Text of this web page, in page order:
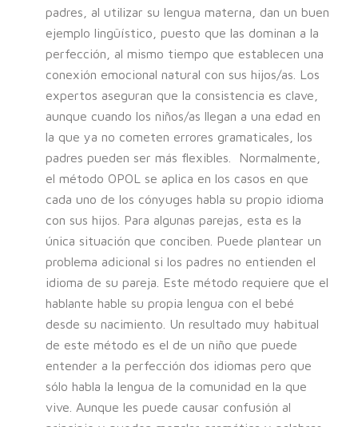
padres, al utilizar su lengua materna, dan un buen
ejemplo lingüístico, puesto que las dominan a la
perfección, al mismo tiempo que establecen una
conexión emocional natural con sus hijos/as. Los
expertos aseguran que la consistencia es clave,
aunque cuando los niños/as llegan a una edad en
la que ya no cometen errores gramaticales, los
padres pueden ser más flexibles. Normalmente,
el método OPOL se aplica en los casos en que
cada uno de los cónyuges habla su propio idioma
con sus hijos. Para algunas parejas, esta es la
única situación que conciben. Puede plantear un
problema adicional si los padres no entienden el
idioma de su pareja. Este método requiere que el
hablante hable su propia lengua con el bebé
desde su nacimiento. Un resultado muy habitual
de este método es el de un niño que puede
entender a la perfección dos idiomas pero que
sólo habla la lengua de la comunidad en la que
vive. Aunque les puede causar confusión al